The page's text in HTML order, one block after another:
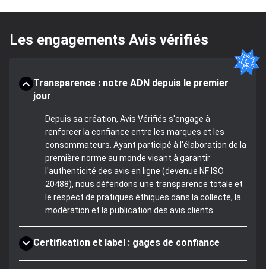
Les engagements Avis vérifiés
Transparence : notre ADN depuis le premier
jour
Depuis sa création, Avis Vérifiés s'engage à
renforcer la confiance entre les marques et les
consommateurs. Ayant participé à l'élaboration de la
première norme au monde visant à garantir
l'authenticité des avis en ligne (devenue NF ISO
20488), nous défendons une transparence totale et
le respect de pratiques éthiques dans la collecte, la
modération et la publication des avis clients.
Certification et label : gages de confiance